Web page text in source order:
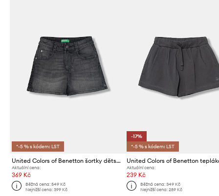
*-5 % s kódem: LST
United Colors of Benetton šortky dětské
Aktuální cena:
369 Kč
Běžná cena:549 Kč
Nejnižší cena:399 Kč
-17%
*-5 % s kódem: LST
Aktuální cena:
239 Kč
Běžná cena: 349 Kč
Nejnižší cena: 289 Kč